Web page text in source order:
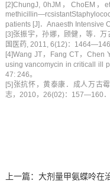
[2]ChungJ, 0hJM，ChoEM，
patients [J]．Anaesth Intensive
[3]张振宇，孙娜，顾健，等．
国医药, 2011, 6(12)：
[4]Wang JT，Fang CT，Chen
using vancomycin in criticall ill
47: 246。
[5]张抗怀，黄泰康．成人万古
志，2010，26(02)：157—160．
上一篇： 大剂量甲氨蝶呤在